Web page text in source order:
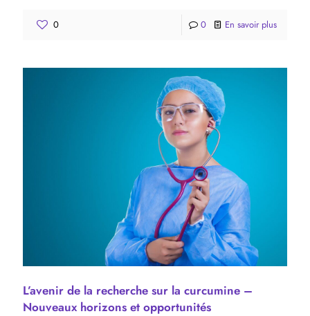
0 0 En savoir plus
L’avenir de la recherche sur la curcumine –
Nouveaux horizons et opportunités